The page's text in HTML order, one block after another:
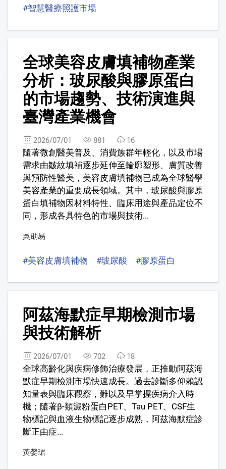
#智慧醫療照護市場
全球美容皮膚填補物產業
分析：玻尿酸與膠原蛋白
的市場趨勢、技術演進與
臺灣產業機會
2026/07/01 881 16
隨著微創醫美普及、消費族群年輕化，以及市場
需求由皺紋填補逐步延伸至輪廓塑形、膚質改善
與預防性醫美，美容皮膚填補物已成為全球醫學
美容產業的重要成長領域。其中，玻尿酸與膠原
蛋白填補物因材料特性、臨床用途與產品定位不
同，形成各具特色的市場與技術...
吳劭易
#美容皮膚填補物 #玻尿酸 #膠原蛋白
10阿茲海默症早期檢測市場
與技術解析
2026/07/01 702 18
全球高齡化與疾病修飾治療發展，正推動阿茲海
默症早期檢測市場快速成長。過去診斷多仰賴認
知量表與臨床觀察，難以及早掌握疾病介入時
機；隨著β-類澱粉蛋白PET、Tau PET、CSF生
物標記與血液生物標記逐步成熟，阿茲海默症診
斷正由症...
黃嫈珺